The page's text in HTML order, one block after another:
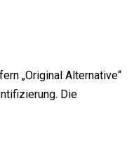
„Original Alternative“
Die